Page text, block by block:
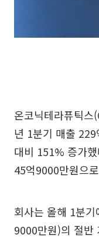
온코닉테라퓨틱
년 1분기 매출
대비 151% 증가
45억9000만원으
회사는 올해 1분
9000만원)의 절반